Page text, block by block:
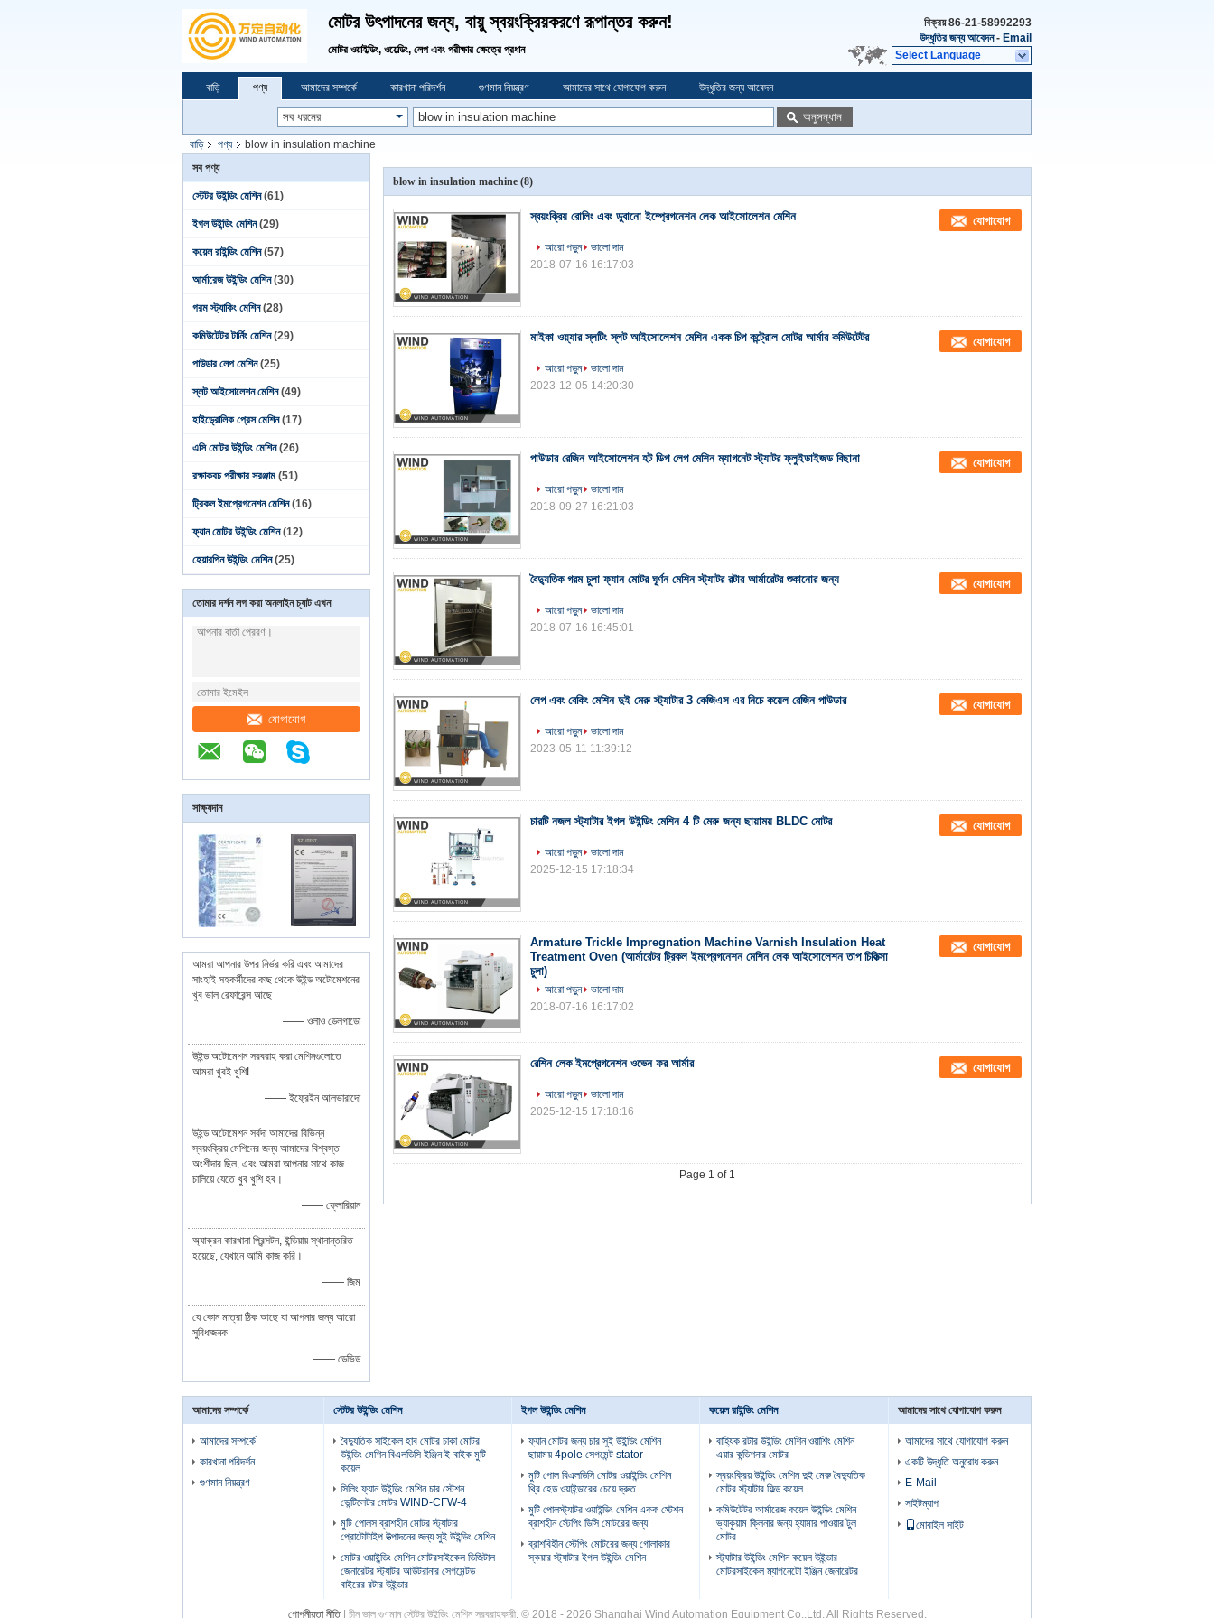
মোটর উৎপাদনের জন্য, বায়ু স্বয়ংক্রিয়করণে রূপান্তর করুন!
মোটর ওয়াইল্ডিং, ওয়েল্ডিং, লেপ এবং পরীক্ষার ক্ষেত্রে প্রধান
বিক্রয়86-21-58992293
উদ্ধৃতির জন্য আবেদন- Email
Select Language
বাড়ি পণ্য আমাদের সম্পর্কে কারখানা পরিদর্শন গুণমান নিয়ন্ত্রণ আমাদের সাথে যোগাযোগ করুন উদ্ধৃতির জন্য আবেদন
অনুসন্ধান
বাড়ি পণ্য
blow in insulation machine
সব পণ্য
স্টেটর উইন্ডিং মেশিন (61)
ইগল উইন্ডিং মেশিন (29)
কয়েল রাইন্ডিং মেশিন (57)
আর্মারেজ উইন্ডিং মেশিন (30)
গরম স্ট্যাকিং মেশিন (28)
কমিউটেটর টার্নিং মেশিন (29)
পাউডার লেপ মেশিন (25)
স্লট আইসোলেশন মেশিন (49)
হাইড্রোলিক প্রেস মেশিন (17)
এসি মোটর উইন্ডিং মেশিন (26)
রক্ষাকবচ পরীক্ষার সরঞ্জাম (51)
ট্রিকল ইমপ্রেগনেশন মেশিন (16)
ফ্যান মোটর উইন্ডিং মেশিন (12)
হেয়ারপিন উইন্ডিং মেশিন (25)
তোমার দর্শন লগ করা অনলাইন চ্যাট এখন
যোগাযোগ
সাক্ষ্যদান
আমরা আপনার উপর নির্ভর করি এবং আমাদের
সাংহাই সহকর্মীদের কাছ থেকে উইন্ড অটোমেশনের
খুব ভাল রেফারেন্স আছে
—— ওলাও ডেলগাডো
উইন্ড অটোমেশন সরবরাহ করা মেশিনগুলোতে
আমরা খুবই খুশি!
—— ইফ্রেইন আলভারাদো
উইন্ড অটোমেশন সর্বদা আমাদের বিভিন্ন
স্বয়ংক্রিয় মেশিনের জন্য আমাদের বিশ্বস্ত
অংশীদার ছিল, এবং আমরা আপনার সাথে কাজ
চালিয়ে যেতে খুব খুশি হব।
—— ফ্লোরিয়ান
অ্যাক্রন কারখানা প্রিন্সটন, ইন্ডিয়ায় স্থানান্তরিত
হয়েছে, যেখানে আমি কাজ করি।
—— জিম
যে কোন মাত্রা ঠিক আছে যা আপনার জন্য আরো
সুবিধাজনক
—— ডেভিড
blow in insulation machine (8)
স্বয়ংক্রিয় রোলিং এবং ডুবানো ইম্প্রেগনেশন লেক আইসোলেশন মেশিন যোগাযোগ
আরো পড়ুন
ভালো দাম
2018-07-16 16:17:03
মাইকা ওয়্যার স্লটিং স্লট আইসোলেশন মেশিন একক চিপ কন্ট্রোল মোটর আর্মার কমিউটেটর যোগাযোগ
আরো পড়ুন
ভালো দাম
2023-12-05 14:20:30
পাউডার রেজিন আইসোলেশন হট ডিপ লেপ মেশিন ম্যাগনেট স্ট্যাটর ফ্লুইডাইজড বিছানা যোগাযোগ
আরো পড়ুন
ভালো দাম
2018-09-27 16:21:03
বৈদ্যুতিক গরম চুলা ফ্যান মোটর ঘূর্ণন মেশিন স্ট্যাটর রটার আর্মারেটর শুকানোর জন্য যোগাযোগ
আরো পড়ুন
ভালো দাম
2018-07-16 16:45:01
লেপ এবং বেকিং মেশিন দুই মেরু স্ট্যাটার 3 কেজিএস এর নিচে কয়েল রেজিন পাউডার যোগাযোগ
আরো পড়ুন
ভালো দাম
2023-05-11 11:39:12
চারটি নজল স্ট্যাটার ইগল উইন্ডিং মেশিন 4 টি মেরু জন্য ছায়াময় BLDC মোটর যোগাযোগ
আরো পড়ুন
ভালো দাম
2025-12-15 17:18:34
Armature Trickle Impregnation Machine Varnish Insulation Heat
Treatment Oven (আর্মারেটর ট্রিকল ইমপ্রেগনেশন মেশিন লেক আইসোলেশন তাপ চিকিত্সা
চুলা)
যোগাযোগ
আরো পড়ুন
ভালো দাম
2018-07-16 16:17:02
রেশিন লেক ইমপ্রেগনেশন ওভেন ফর আর্মার যোগাযোগ
আরো পড়ুন
ভালো দাম
2025-12-15 17:18:16
Page 1 of 1
আমাদের সম্পর্কে
আমাদের সম্পর্কে
কারখানা পরিদর্শন
গুণমান নিয়ন্ত্রণ
স্টেটর উইন্ডিং মেশিন
বৈদ্যুতিক সাইকেল হাব মোটর চাকা মোটর
উইন্ডিং মেশিন বিএলডিসি ইঞ্জিন ই-বাইক মুটি
কয়েল
সিলিং ফ্যান উইন্ডিং মেশিন চার স্টেশন
ভেন্টিলেটর মোটর WIND-CFW-4
মুটি পোলস ব্রাশহীন মোটর স্ট্যাটার
প্রোটোটাইপ উত্পাদনের জন্য সুই উইন্ডিং মেশিন
মোটর ওয়াইন্ডিং মেশিন মোটরসাইকেল ডিজিটাল
জেনারেটর স্ট্যাটর আউটরানার সেগমেন্টড
বাইরের রটার উইন্ডার
ইগল উইন্ডিং মেশিন
ফ্যান মোটর জন্য চার সুই উইন্ডিং মেশিন
ছায়াময় 4pole সেগমেন্ট stator
মুটি পোল বিএলডিসি মোটর ওয়াইন্ডিং মেশিন
থ্রি হেড ওয়াইন্ডারের চেয়ে দ্রুত
মুটি পোলস্ট্যাটর ওয়াইন্ডিং মেশিন একক স্টেশন
ব্রাশহীন স্টেপিং ডিসি মোটরের জন্য
ব্রাশবিহীন স্টেপিং মোটরের জন্য গোলাকার
স্কয়ার স্ট্যাটার ইগল উইন্ডিং মেশিন
কয়েল রাইন্ডিং মেশিন
বাহ্যিক রটার উইন্ডিং মেশিন ওয়াশিং মেশিন
এয়ার কন্ডিশনার মোটর
স্বয়ংক্রিয় উইন্ডিং মেশিন দুই মেরু বৈদ্যুতিক
মোটর স্ট্যাটার ফিল্ড কয়েল
কমিউটেটর আর্মারেজ কয়েল উইন্ডিং মেশিন
ভ্যাকুয়াম ক্লিনার জন্য হ্যামার পাওয়ার টুল
মোটর
স্ট্যাটার উইন্ডিং মেশিন কয়েল উইন্ডার
মোটরসাইকেল ম্যাগনেটো ইঞ্জিন জেনারেটর
আমাদের সাথে যোগাযোগ করুন
আমাদের সাথে যোগাযোগ করুন
একটি উদ্ধৃতি অনুরোধ করুন
E-Mail
সাইটম্যাপ
মোবাইল সাইট
গোপনীয়তা নীতি| চীন ভাল গুণমান স্টেটর উইন্ডিং মেশিন সরবরাহকারী. © 2018 - 2026 Shanghai Wind Automation Equipment Co.,Ltd. All Rights Reserved.